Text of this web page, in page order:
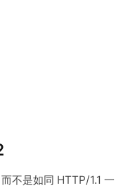
不是如同 HTTP/1.1 一